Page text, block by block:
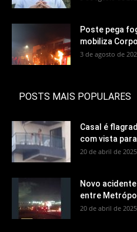
Poste pega
mobiliza
3 de agosto de
POSTS MAIS POPULARES
Casal é
com vista
20 de abril de 2025
Novo
entre
20 de abril de 2025